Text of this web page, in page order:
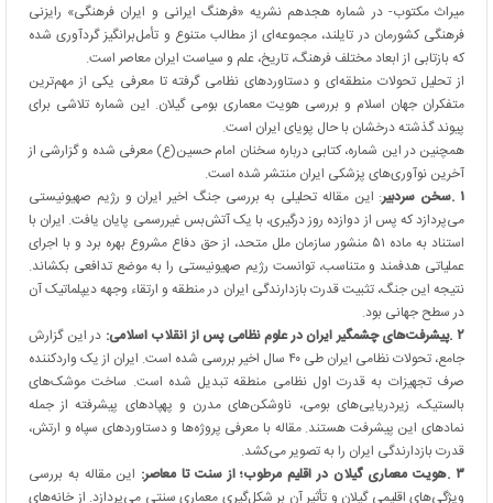
میراث مکتوب- در شماره هجدهم نشریه «فرهنگ ایرانی و ایران فرهنگی» رایزنی
فرهنگی کشورمان در تایلند، مجموعه‌ای از مطالب متنوع و تأمل‌برانگیز گردآوری شده
که بازتابی از ابعاد مختلف فرهنگ، تاریخ، علم و سیاست ایران معاصر است.
از تحلیل تحولات منطقه‌ای و دستاوردهای نظامی گرفته تا معرفی یکی از مهم‌ترین
متفکران جهان اسلام و بررسی هویت معماری بومی گیلان. این شماره تلاشی برای
پیوند گذشته درخشان با حال پویای ایران است.
همچنین در این شماره، کتابی درباره سخنان امام حسین(ع) معرفی شده و گزارشی از
آخرین نوآوری‌های پزشکی ایران منتشر شده است.
۱ .سخن سردبیر: این مقاله تحلیلی به بررسی جنگ اخیر ایران و رژیم صهیونیستی
می‌پردازد که پس از دوازده روز درگیری، با یک آتش‌بس غیررسمی پایان یافت. ایران با
استناد به ماده ۵۱ منشور سازمان ملل متحد، از حق دفاع مشروع بهره برد و با اجرای
عملیاتی هدفمند و متناسب، توانست رژیم صهیونیستی را به موضع تدافعی بکشاند.
نتیجه این جنگ، تثبیت قدرت بازدارندگی ایران در منطقه و ارتقاء وجهه دیپلماتیک آن
در سطح جهانی بود.
۲.پیشرفت‌های چشمگیر ایران در علوم نظامی پس از انقلاب اسلامی: در این گزارش
جامع، تحولات نظامی ایران طی ۴۰ سال اخیر بررسی شده است. ایران از یک واردکننده
صرف تجهیزات به قدرت اول نظامی منطقه تبدیل شده است. ساخت موشک‌های
بالستیک، زیردریایی‌های بومی، ناوشکن‌های مدرن و پهپادهای پیشرفته از جمله
نمادهای این پیشرفت هستند. مقاله با معرفی پروژه‌ها و دستاوردهای سپاه و ارتش،
قدرت بازدارندگی ایران را به تصویر می‌کشد.
۳.هویت معماری گیلان در اقلیم مرطوب؛ از سنت تا معاصر: این مقاله به بررسی
ویژگی‌های اقلیمی گیلان و تأثیر آن بر شکل‌گیری معماری سنتی می‌پردازد. از خانه‌های